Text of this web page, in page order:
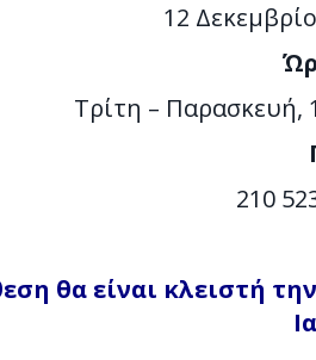
12
Τρίτη – Παρασκευή,
210
θα είναι κλειστή